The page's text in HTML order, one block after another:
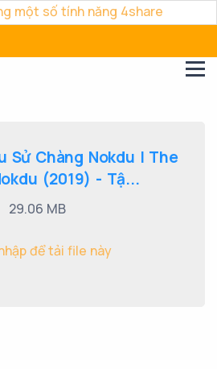
một số tính năng 4share
Sử Chàng Nokdu | The
(2019) - Tậ...
29.06 MB
để tải file này